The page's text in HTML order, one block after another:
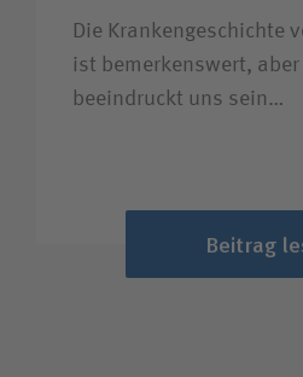
Die Krankengeschichte
ist bemerkenswert,
beeindruckt uns sein…
Beitrag